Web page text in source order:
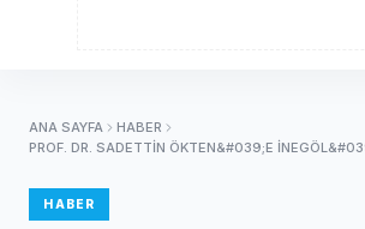
ANA SAYFA
HABER
PROF. DR. SADETTIN ÖKTEN&#039;E
HABER